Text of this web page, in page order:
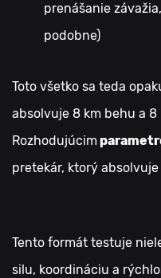
prenášanie
podobne)
Toto všetko sa teda
absolvuje 8 km behu a
Rozhodujúcim
pretekár, ktorý
Tento formát testuje
silu, koordináciu a